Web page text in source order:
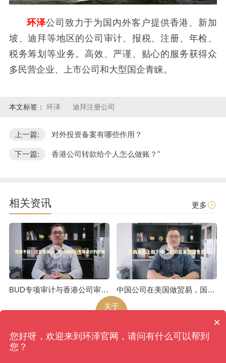
环泽公司致力于为国内外客户提供香港、新加
坡、迪拜等地区的公司审计、报税、注册、年检、
税务筹划等业务。高效、严谨、贴心的服务获得众
多民营企业、上市公司和大型国企青睐。
本文标签： 环泽 迪拜注册公司
上一篇: 对外投资备案有哪些作用？
下一篇: 香港公司转款给个人怎么做账？"
相关资讯 更多
BUD专项审计与香港公司审计是不一样的
中国公司在美国做贸易，国内是否上税呢
关于
环泽版权所有
网站地图
香港、成都、北京、上海、广州、南京、昆明、武汉...
×
您好呀，欢迎来到环泽官网，请问有什么可以帮到
您？